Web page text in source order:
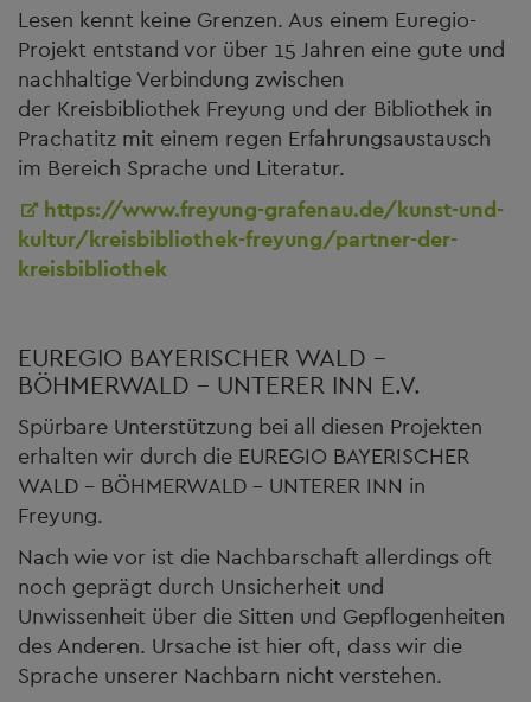
Lesen kennt keine Grenzen. Aus einem Euregio-
Projekt entstand vor über 15 Jahren eine gute und
nachhaltige Verbindung zwischen
der Kreisbibliothek Freyung und der Bibliothek in
Prachatitz mit einem regen Erfahrungsaustausch
im Bereich Sprache und Literatur.
https://www.freyung-grafenau.de/kunst-und-
kultur/kreisbibliothek-freyung/partner-der-
kreisbibliothek
EUREGIO BAYERISCHER WALD –
BÖHMERWALD – UNTERER INN E.V.
Spürbare Unterstützung bei all diesen Projekten
erhalten wir durch die EUREGIO BAYERISCHER
WALD - BÖHMERWALD - UNTERER INN in
Freyung.
Nach wie vor ist die Nachbarschaft allerdings oft
noch geprägt durch Unsicherheit und
Unwissenheit über die Sitten und Gepflogenheiten
des Anderen. Ursache ist hier oft, dass wir die
Sprache unserer Nachbarn nicht verstehen.